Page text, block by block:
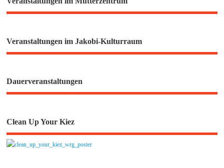
Veranstaltungen im Jakobi-Kulturraum
Dauerveranstaltungen
Clean Up Your Kiez